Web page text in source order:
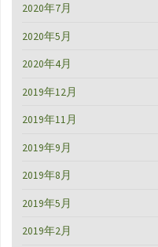
2020年7月
2020年5月
2020年4月
2019年12月
2019年11月
2019年9月
2019年8月
2019年5月
2019年2月